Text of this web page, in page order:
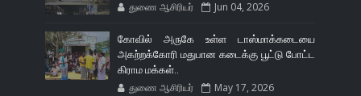
துணை ஆசிரியர் Jun 04, 2026
கோவில் அருகே உள்ள டாஸ்மாக்கடையை
அகற்றக்கோரி மதுபான கடைக்கு பூட்டு போட்ட
கிராம மக்கள்..
துணை ஆசிரியர் May 17, 2026